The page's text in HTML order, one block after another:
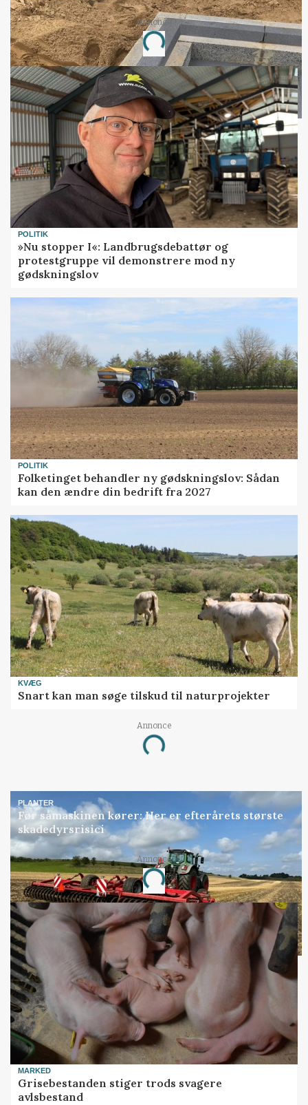
Annonce
Loading...
POLITIK
»Nu stopper I«: Landbrugsdebattør og
protestgruppe vil demonstrere mod ny
gødskningslov
POLITIK
Folketinget behandler ny gødskningslov: Sådan
kan den ændre din bedrift fra 2027
KVÆG
Snart kan man søge tilskud til naturprojekter
Annonce
Loading...
PLANTER
Før såmaskinen kører: Her er efterårets største
skadedyrsrisici
Annonce
Loading...
MARKED
Grisebestanden stiger trods svagere
avlsbestand